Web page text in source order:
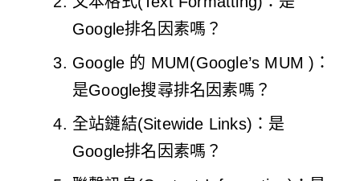
Google排名因素嗎？
Google 的 MUM(Google’s MUM )：
是Google搜尋排名因素嗎？
全站鏈結(Sitewide Links)：是
Google排名因素嗎？